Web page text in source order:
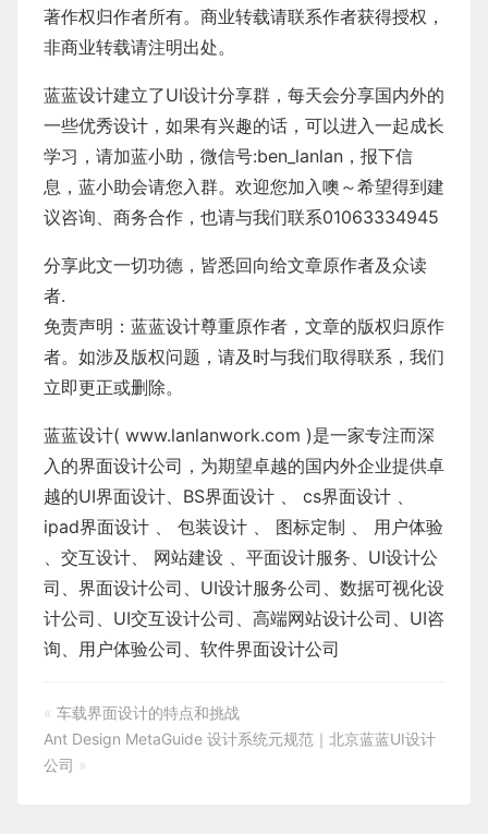
著作权归作者所有。商业转载请联系作者获得授权，
非商业转载请注明出处。
蓝蓝设计建立了UI设计分享群，每天会分享国内外的
一些优秀设计，如果有兴趣的话，可以进入一起成长
学习，请加蓝小助，微信号:ben_lanlan，报下信
息，蓝小助会请您入群。欢迎您加入噢～希望得到建
议咨询、商务合作，也请与我们联系01063334945
分享此文一切功德，皆悉回向给文章原作者及众读
者.
免责声明：蓝蓝设计尊重原作者，文章的版权归原作
者。如涉及版权问题，请及时与我们取得联系，我们
立即更正或删除。
蓝蓝设计( www.lanlanwork.com )是一家专注而深
入的界面设计公司，为期望卓越的国内外企业提供卓
越的UI界面设计 BS界面设计 cs界面设计
ipad界面设计
包装设计 图标定制
用户体验
交互设计 网站建设 平面设计服务
UI设计公
司
界面设计公司 UI设计服务公司
数据可视化设
计公司
UI交互设计公司 高端网站设计公司
UI咨
询
用户体验公司 软件界面设计公司
« 车载界面设计的特点和挑战
Ant Design MetaGuide 设计系统元规范｜北京蓝蓝UI设计
公司 »